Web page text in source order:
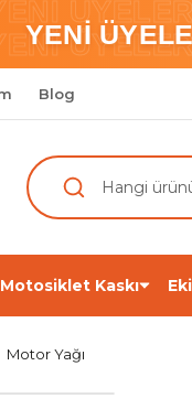
YENİ
Blog
Motosiklet Kaskı
Motor Yağı